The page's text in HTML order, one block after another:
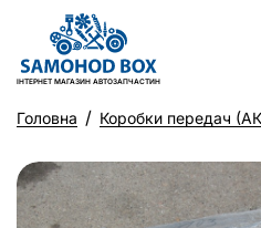
ІНТЕРНЕТ МАГАЗИН АВТОЗАПЧАСТИН
Головна Коробки передач